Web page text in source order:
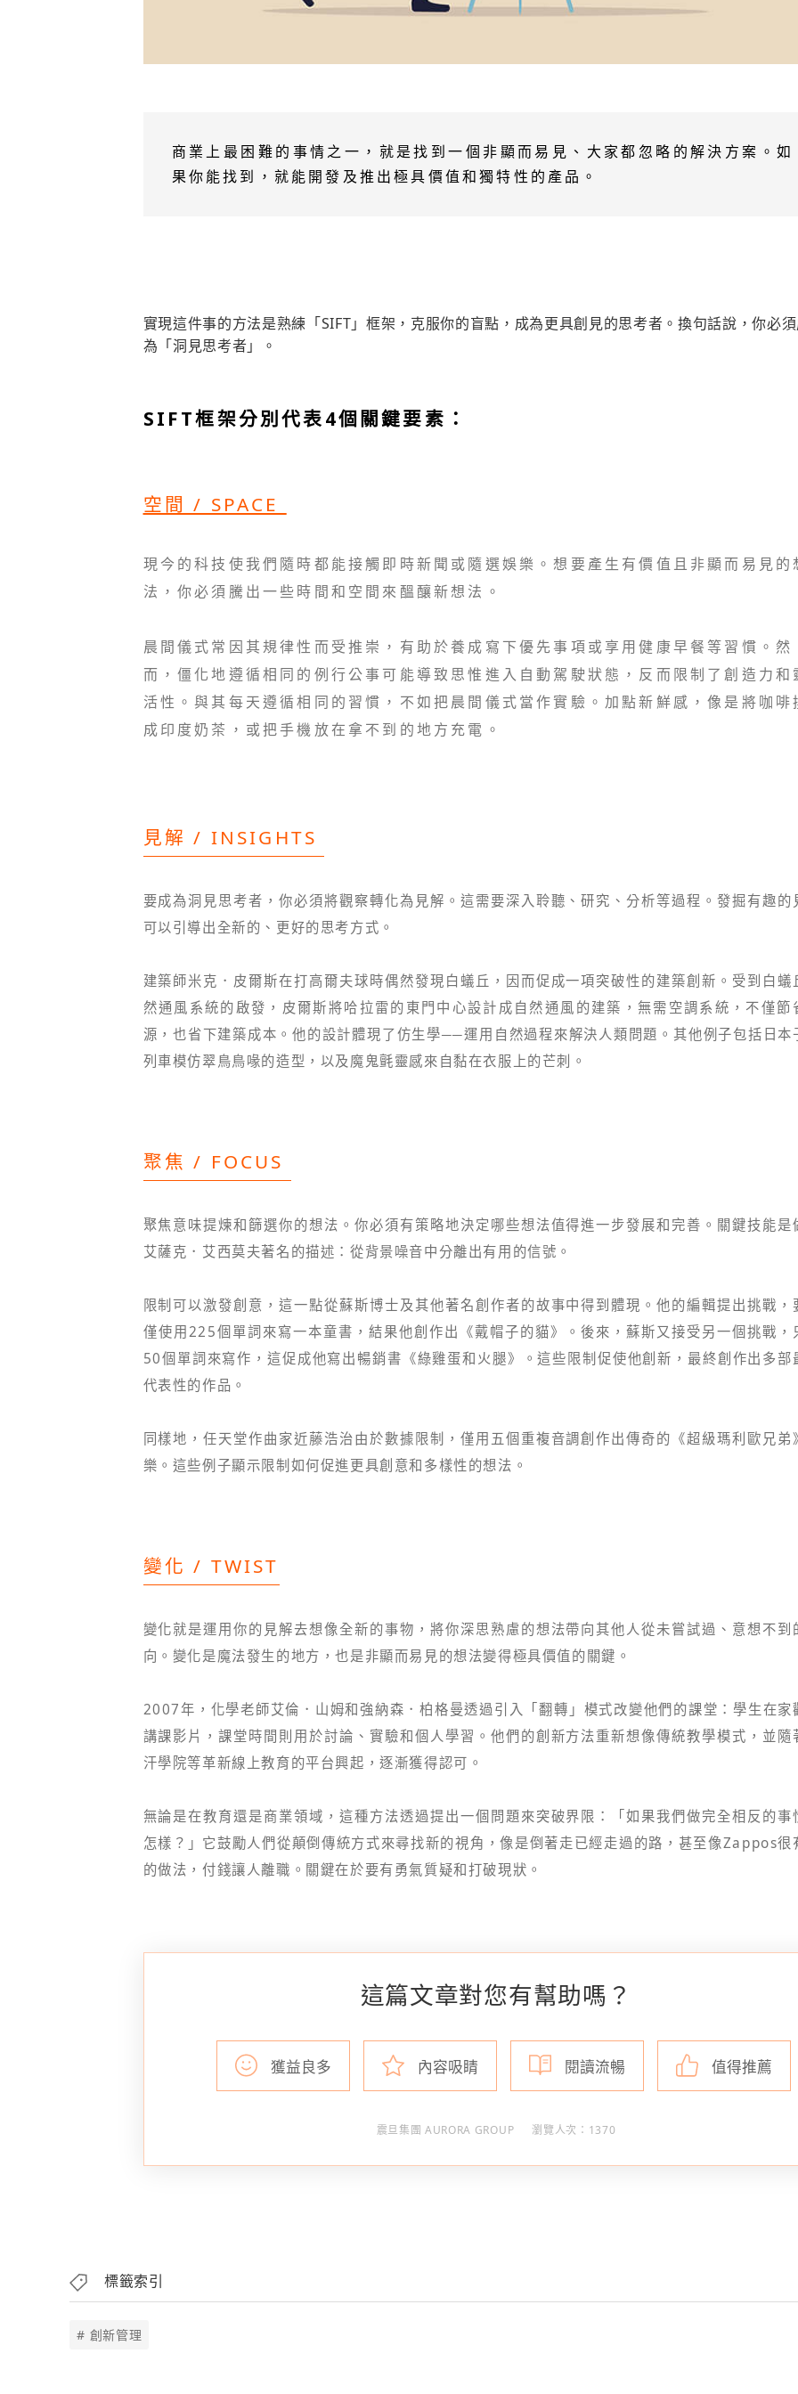
商業上最困難的事情之一，就是找到一個非顯而易見、大家都忽略的解決方案。如
果你能找到，就能開發及推出極具價值和獨特性的產品。
實現這件事的方法是熟練「SIFT」框架，克服你的盲點，成為更具創見的思考者。換句話說，你必
為「洞見思考者」。
SIFT框架分別代表4個關鍵要素：
空間 / SPACE
現今的科技使我們隨時都能接觸即時新聞或隨選娛樂。想要產生有價值且非顯而易見的
法，你必須騰出一些時間和空間來醞釀新想法。
晨間儀式常因其規律性而受推崇，有助於養成寫下優先事項或享用健康早餐等習慣。然
而，僵化地遵循相同的例行公事可能導致思惟進入自動駕駛狀態，反而限制了創造力和
活性。與其每天遵循相同的習慣，不如把晨間儀式當作實驗。加點新鮮感，像是將咖啡
成印度奶茶，或把手機放在拿不到的地方充電。
見解 / INSIGHTS
要成為洞見思考者，你必須將觀察轉化為見解。這需要深入聆聽、研究、分析等過程。發掘有趣的
可以引導出全新的、更好的思考方式。
建築師米克．皮爾斯在打高爾夫球時偶然發現白蟻丘，因而促成一項突破性的建築創新。受到白蟻
然通風系統的啟發，皮爾斯將哈拉雷的東門中心設計成自然通風的建築，無需空調系統，不僅節
源，也省下建築成本。他的設計體現了仿生學──運用自然過程來解決人類問題。其他例子包括日本
列車模仿翠鳥鳥喙的造型，以及魔鬼氈靈感來自黏在衣服上的芒刺。
聚焦 / FOCUS
聚焦意味提煉和篩選你的想法。你必須有策略地決定哪些想法值得進一步發展和完善。關鍵技能是
艾薩克．艾西莫夫著名的描述：從背景噪音中分離出有用的信號。
限制可以激發創意，這一點從蘇斯博士及其他著名創作者的故事中得到體現。他的編輯提出挑戰，
僅使用225個單詞來寫一本童書，結果他創作出《戴帽子的貓》。後來，蘇斯又接受另一個挑戰，
50個單詞來寫作，這促成他寫出暢銷書《綠雞蛋和火腿》。這些限制促使他創新，最終創作出多部
代表性的作品。
同樣地，任天堂作曲家近藤浩治由於數據限制，僅用五個重複音調創作出傳奇的《超級瑪利歐兄弟
樂。這些例子顯示限制如何促進更具創意和多樣性的想法。
變化 / TWIST
變化就是運用你的見解去想像全新的事物，將你深思熟慮的想法帶向其他人從未嘗試過、意想不到
向。變化是魔法發生的地方，也是非顯而易見的想法變得極具價值的關鍵。
2007年，化學老師艾倫．山姆和強納森．柏格曼透過引入「翻轉」模式改變他們的課堂：學生在家
講課影片，課堂時間則用於討論、實驗和個人學習。他們的創新方法重新想像傳統教學模式，並隨
汗學院等革新線上教育的平台興起，逐漸獲得認可。
無論是在教育還是商業領域，這種方法透過提出一個問題來突破界限：「如果我們做完全相反的事
怎樣？」它鼓勵人們從顛倒傳統方式來尋找新的視角，像是倒著走已經走過的路，甚至像Zappos很
的做法，付錢讓人離職。關鍵在於要有勇氣質疑和打破現狀。
這篇文章對您有幫助嗎？
獲益良多 內容吸睛 閱讀流暢 值得推薦
震旦集團 AURORA GROUP 瀏覽人次：1370
標籤索引
# 創新管理